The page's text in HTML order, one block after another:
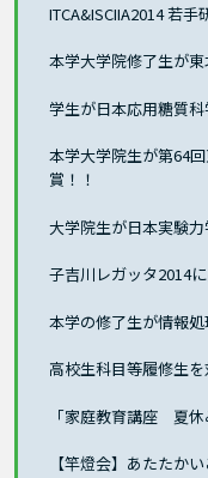
ITCA&ISCIIA2014 若手
本学大学院修了生が
学生が日本応用糖質
本学大学院生が第64
賞！！
大学院生が日本実験
子吉川レガッタ2014
本学の修了生が情報
高校生科目等履修生
「家庭教育講座 夏
【竿燈会】あたたか